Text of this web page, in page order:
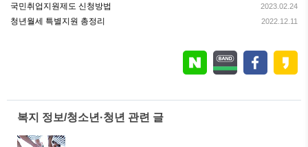
국민취업지원제도 신청방법 2023.02.24
청년월세 특별지원 총정리 2022.12.11
복지 정보/청소년·청년 관련 글